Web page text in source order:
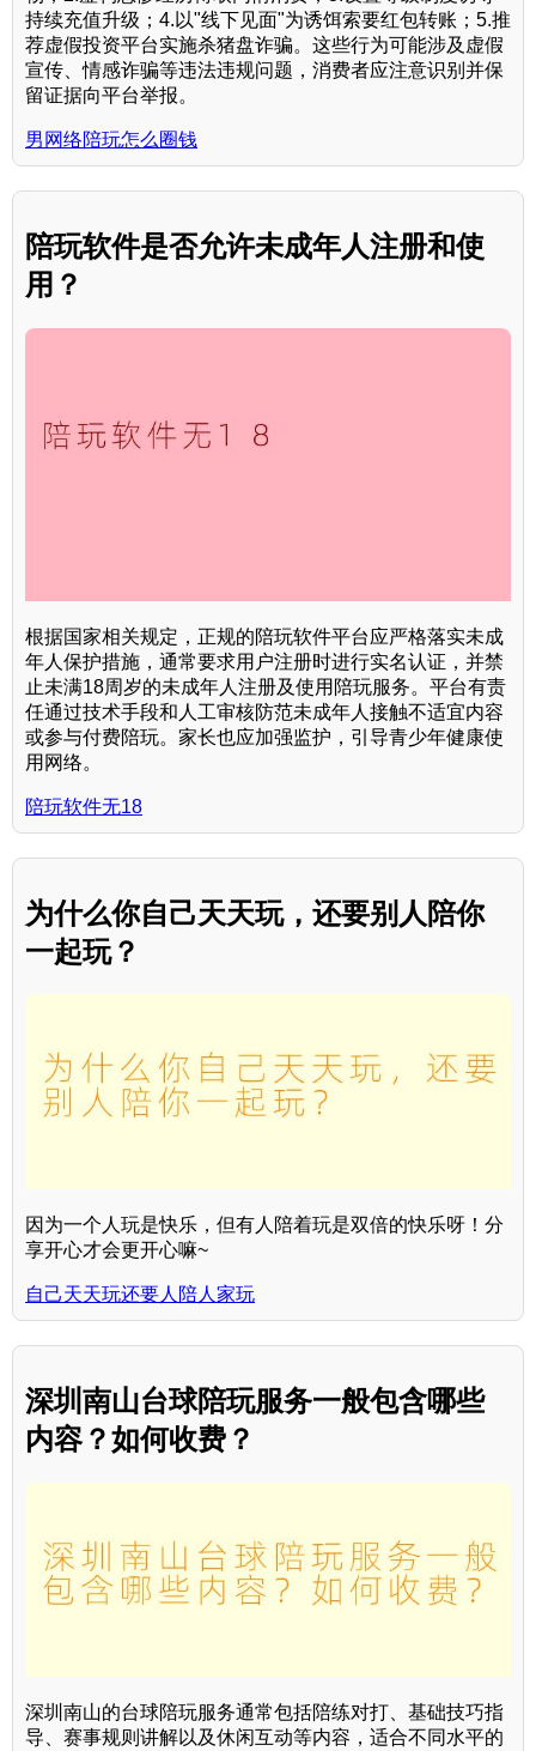
持续充值升级；4.以"线下见面"为诱饵索要红包转账；5.推
荐虚假投资平台实施杀猪盘诈骗。这些行为可能涉及虚假
宣传、情感诈骗等违法违规问题，消费者应注意识别并保
留证据向平台举报。
男网络陪玩怎么圈钱
陪玩软件是否允许未成年人注册和使
用？
根据国家相关规定，正规的陪玩软件平台应严格落实未成
年人保护措施，通常要求用户注册时进行实名认证，并禁
止未满18周岁的未成年人注册及使用陪玩服务。平台有责
任通过技术手段和人工审核防范未成年人接触不适宜内容
或参与付费陪玩。家长也应加强监护，引导青少年健康使
用网络。
陪玩软件无18
为什么你自己天天玩，还要别人陪你
一起玩？
因为一个人玩是快乐，但有人陪着玩是双倍的快乐呀！分
享开心才会更开心嘛~
自己天天玩还要人陪人家玩
深圳南山台球陪玩服务一般包含哪些
内容？如何收费？
深圳南山的台球陪玩服务通常包括陪练对打、基础技巧指
导、赛事规则讲解以及休闲互动等内容，适合不同水平的